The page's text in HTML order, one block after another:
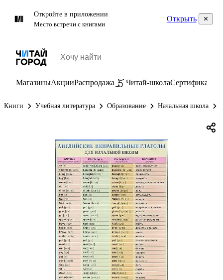
Откройте в приложении
Место встречи с книгами
Открыть
МагазиныАкцииРаспродажа Читай-школаСертификаты
Книги Учебная литература Образование Начальная школа